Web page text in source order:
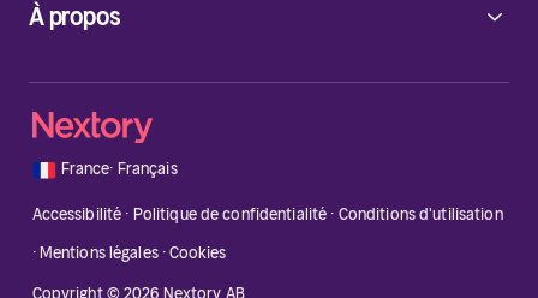
À propos
🇫🇷 France· Français
Accessibilité · Politique de confidentialité · Conditions d'utilisation
·Mentions légales·Cookies
Copyright © 2026 Nextory AB